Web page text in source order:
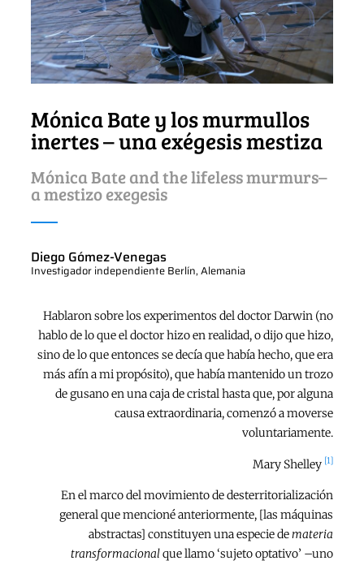
Mónica Bate y los murmullos
inertes – una exégesis mestiza
Mónica Bate and the lifeless murmurs–
a mestizo exegesis
Diego Gómez-Venegas
Investigador independiente Berlín, Alemania
Hablaron sobre los experimentos del doctor Darwin (no
hablo de lo que el doctor hizo en realidad, o dijo que hizo,
sino de lo que entonces se decía que había hecho, que era
más afín a mi propósito), que había mantenido un trozo
de gusano en una caja de cristal hasta que, por alguna
causa extraordinaria, comenzó a moverse
voluntariamente.
Mary Shelley [1]
En el marco del movimiento de desterritorialización
general que mencioné anteriormente, [las máquinas
abstractas] constituyen una especie demateria
transformacionalque llamo ‘sujeto optativo’ –uno